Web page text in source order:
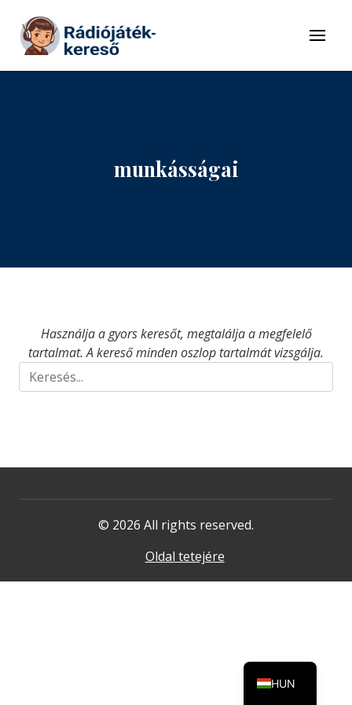
Tovább a tartalomhoz
Menü
munkásságai
Használja a gyors keresőt, megtalálja a megfelelő
tartalmat. A kereső minden oszlop tartalmát vizsgálja.
© 2026 All rights reserved.
Oldal tetejére
HUN